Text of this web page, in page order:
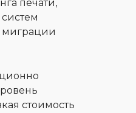
печати,
миграции
стоимость